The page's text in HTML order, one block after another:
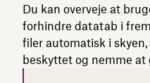
Du kan overveje at
forhindre datatab i
filer automatisk i
beskyttet og nemme at